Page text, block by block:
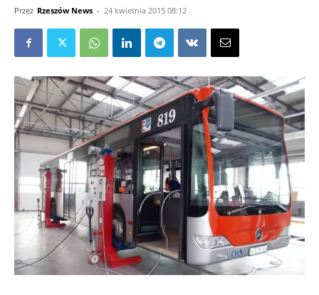
Przez Rzeszów News - 24 kwietnia 2015 08:12